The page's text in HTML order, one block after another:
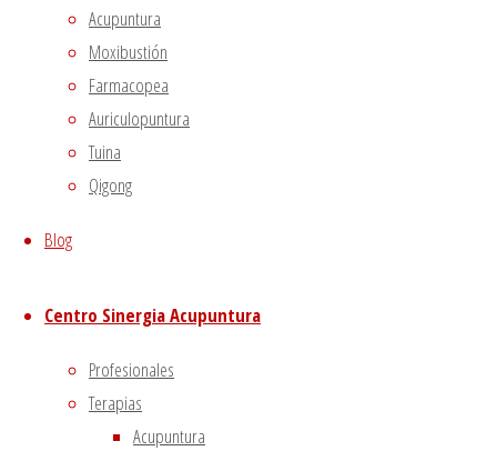
Acupuntura
Moxibustión
Farmacopea
Auriculopuntura
Tuina
Qigong
Blog
Centro Sinergia Acupuntura
Profesionales
Terapias
Acupuntura
contents are termed as non-necessary cookies. It is
mandatory to procure user consent prior to running
these cookies on your website.